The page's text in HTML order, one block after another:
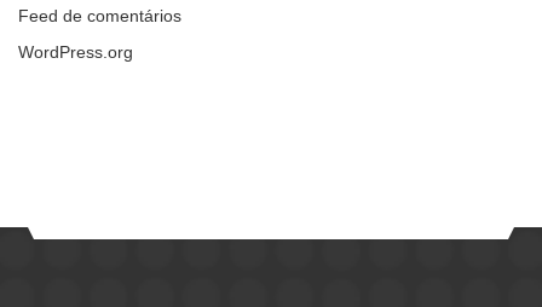
Feed de comentários
WordPress.org